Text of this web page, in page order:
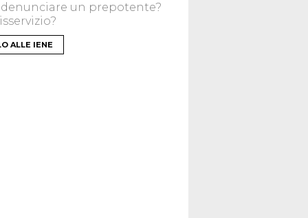
un prepotente?
ALLE IENE